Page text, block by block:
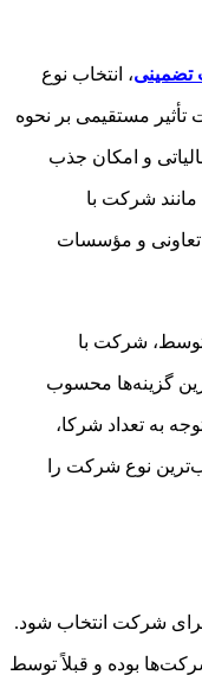
، انتخاب نوع
مستقیمی بر نحوه
و امکان جذب
شرکت با
و مؤسسات
شرکت با
گزینه‌ها محسوب
به تعداد شرکا،
نوع شرکت را
شرکت انتخاب شود.
بوده و قبلاً توسط